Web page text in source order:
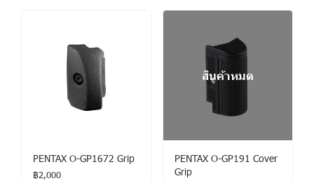
PENTAX O-GP1672 Grip
฿2,000
สินค้าหมด
PENTAX O-GP191 Cover
Grip